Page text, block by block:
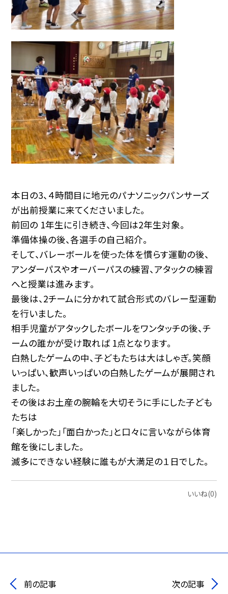
本日の3、４時間目に地元のパナソニックパンサーズ
が出前授業に来てくださいました。
前回の 1年生に引き続き、今回は2年生対象。
準備体操の後、各選手の自己紹介。
そして、バレーボールを使った体を慣らす運動の後、
アンダーパスやオーバーパスの練習、アタックの練習
へと授業は進みます。
最後は、2チームに分かれて試合形式のバレー型運動
を行いました。
相手児童がアタックしたボールをワンタッチの後、チ
ームの誰かが受け取れば 1点となります。
白熱したゲームの中、子どもたちは大はしゃぎ。笑顔
いっぱい、歓声いっぱいの白熱したゲームが展開され
ました。
その後はお土産の腕輪を大切そうに手にした子ども
たちは
「楽しかった」「面白かった」と口々に言いながら体育
館を後にしました。
滅多にできない経験に誰もが大満足の１日でした。
いいね(0)
前の記事 次の記事